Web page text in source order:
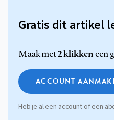
Gratis dit artikel
Maak met2 klikkeneen
ACCOUNT
Heb je al een account of een